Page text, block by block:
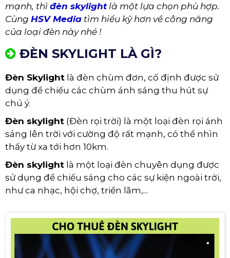
mạnh, thì đèn skylightlà một lựa chọn phù hợp.
Cùng HSV Media tìm hiểu kỹ hơn về công năng
của loại đèn này nhé !
ĐÈN SKYLIGHT LÀ GÌ?
Đèn Skylight là đèn chùm đơn, cố định được sử
dụng để chiếu các chùm ánh sáng thu hút sự
chú ý.
Đèn skylight (Đèn rọi trời) là một loại đèn rọi ánh
sáng lên trời với cường độ rất mạnh, có thể nhìn
thấy từ xa tới hơn 10km.
Đèn skylight là một loại đèn chuyên dụng được
sử dụng để chiếu sáng cho các sự kiện ngoài trời,
như ca nhạc, hội chợ, triển lãm,...